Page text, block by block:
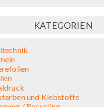
KATEGORIEN
und Klebstoffe